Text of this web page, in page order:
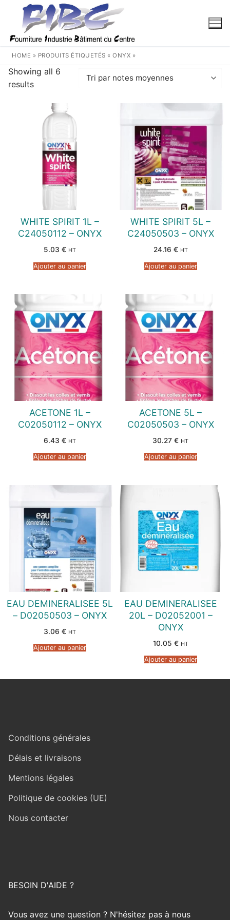
contenu
HOME » PRODUITS ÉTIQUETÉS « ONYX »
Showing all 6
results
Trié
moyenne
WHITE SPIRIT 1L –
C24050112 – ONYX
5.03 € HT
Ajouter au panier
WHITE SPIRIT 5L –
C24050503 – ONYX
24.16 € HT
Ajouter au panier
ACETONE 1L –
C02050112 – ONYX
6.43 € HT
Ajouter au panier
ACETONE 5L –
C02050503 – ONYX
30.27 € HT
Ajouter au panier
EAU DEMINERALISEE 5L
– D02050503 – ONYX
3.06 € HT
Ajouter au panier
EAU DEMINERALISEE
20L – D02052001 –
ONYX
10.05 € HT
Ajouter au panier
Conditions générales
Délais et livraisons
Mentions légales
Politique de cookies (UE)
Nous contacter
BESOIN D'AIDE ?
Vous avez une question ? N'hésitez pas à nous